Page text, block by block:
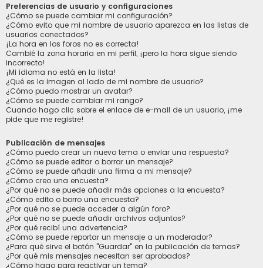
Preferencias de usuario y configuraciones
¿Cómo se puede cambiar mi configuración?
¿Cómo evito que mi nombre de usuario aparezca en las listas de
usuarios conectados?
¡La hora en los foros no es correcta!
Cambié la zona horaria en mi perfil, ¡pero la hora sigue siendo
incorrecto!
¡Mi idioma no está en la lista!
¿Qué es la imagen al lado de mi nombre de usuario?
¿Cómo puedo mostrar un avatar?
¿Cómo se puede cambiar mi rango?
Cuando hago clic sobre el enlace de e-mail de un usuario, ¡me
pide que me registre!
Publicación de mensajes
¿Cómo puedo crear un nuevo tema o enviar una respuesta?
¿Cómo se puede editar o borrar un mensaje?
¿Cómo se puede añadir una firma a mi mensaje?
¿Cómo creo una encuesta?
¿Por qué no se puede añadir más opciones a la encuesta?
¿Cómo edito o borro una encuesta?
¿Por qué no se puede acceder a algún foro?
¿Por qué no se puede añadir archivos adjuntos?
¿Por qué recibí una advertencia?
¿Cómo se puede reportar un mensaje a un moderador?
¿Para qué sirve el botón "Guardar" en la publicación de temas?
¿Por qué mis mensajes necesitan ser aprobados?
¿Cómo hago para reactivar un tema?